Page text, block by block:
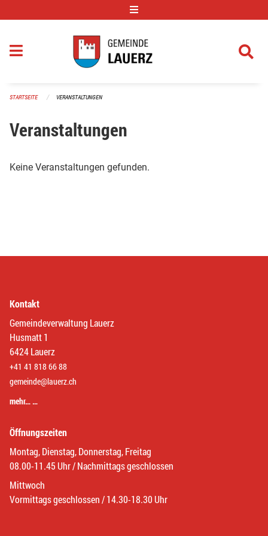
STARTSEITE VERANSTALTUNGEN
Veranstaltungen
Keine Veranstaltungen gefunden.
Kontakt
Gemeindeverwaltung Lauerz
Husmatt 1
6424 Lauerz
+41 41 818 66 88
gemeinde@lauerz.ch
mehr… …
Öffnungszeiten
Montag, Dienstag, Donnerstag, Freitag
08.00-11.45 Uhr / Nachmittags geschlossen
Mittwoch
Vormittags geschlossen / 14.30-18.30 Uhr